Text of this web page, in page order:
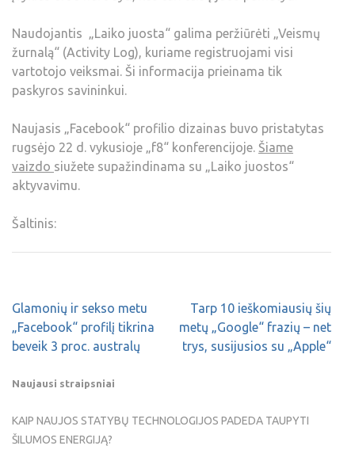
Naudojantis „Laiko juosta“ galima peržiūrėti „Veismų
žurnalą“ (Activity Log), kuriame registruojami visi
vartotojo veiksmai. Ši informacija prieinama tik
paskyros savininkui.
Naujasis „Facebook“ profilio dizainas buvo pristatytas
rugsėjo 22 d. vykusioje „f8“ konferencijoje. Šiame
vaizdo siužete supažindinama su „Laiko juostos“
aktyvavimu.
Šaltinis:
Glamonių ir sekso metu
„Facebook“ profilį tikrina
beveik 3 proc. australų
Tarp 10 ieškomiausių šių
metų „Google“ frazių – net
trys, susijusios su „Apple“
Naujausi straipsniai
KAIP NAUJOS STATYBŲ TECHNOLOGIJOS PADEDA TAUPYTI
ŠILUMOS ENERGIJĄ?